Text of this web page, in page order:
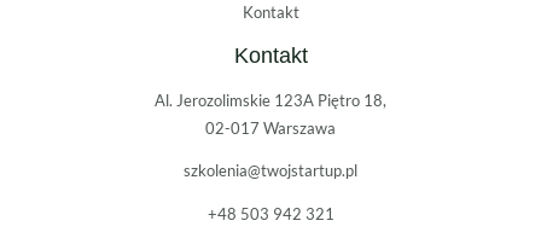
Kontakt
Kontakt
Al. Jerozolimskie 123A Piętro 18,
02-017 Warszawa
szkolenia@twojstartup.pl
+48 503 942 321